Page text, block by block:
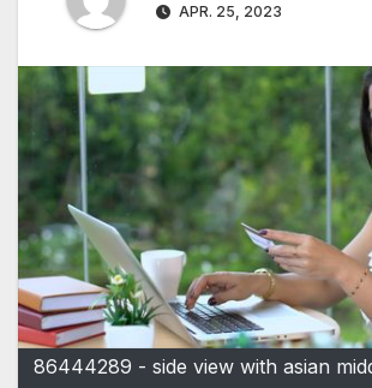
APR. 25, 2023
86444289 - side view with asian